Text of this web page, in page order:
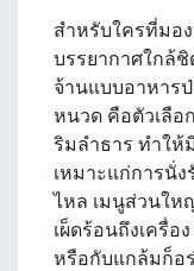
สำหรับใครที่มอ
บรรยากาศใกล้
จ้านแบบอาหาร
หนวด คือตัวเลือ
ริมลำธาร ทำให้
เหมาะแก่การนั่
ไหล เมนูส่วนให
เผ็ดร้อนถึงเครื่อ
หรือกับแกล้มก็อ